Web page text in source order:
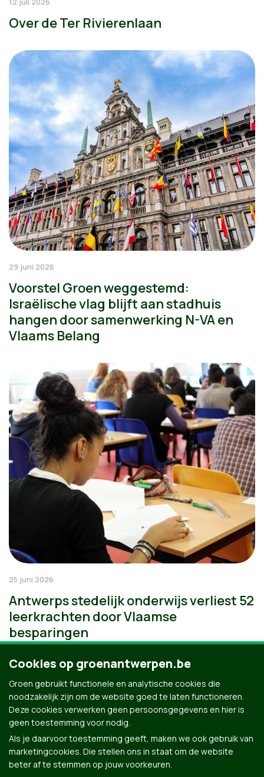
Over de Ter Rivierenlaan
29 juni 2026
Voorstel Groen weggestemd:
Israëlische vlag blijft aan stadhuis
hangen door samenwerking N-VA en
Vlaams Belang
25 juni 2026
Antwerps stedelijk onderwijs verliest 52
leerkrachten door Vlaamse
besparingen
Cookies op groenantwerpen.be
Groen gebruikt functionele en analytische cookies die
noodzakelijk zijn om de website goed te laten functioneren.
Deze cookies verwerken geen persoonsgegevens en hier is
geen toestemming voor nodig.
Als je daarvoor toestemming geeft, maken we ook gebruik van
marketingcookies. Die stellen ons in staat om de website
beter af te stemmen op jouw voorkeuren.